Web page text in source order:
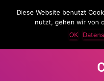
LassKnattern
Diese Website benutzt
nutzt, gehen wir von
OK